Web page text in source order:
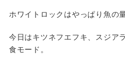
ホワイトロックはやっぱり魚の
今日はキツネフエフキ、スジア
食モード。